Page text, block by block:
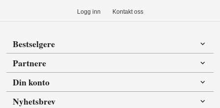
Logg inn Kontakt oss
Bestselgere
Partnere
Din konto
Nyhetsbrev